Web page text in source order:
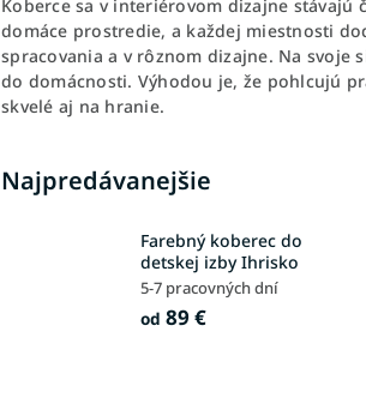
Koberce sa v interiérovom dizajne
domáce prostredie, a každej miestnosti
spracovania a v rôznom dizajne. Na
do domácnosti. Výhodou je, že pohlcujú
skvelé aj na hranie.
Najpredávanejšie
Farebný koberec do
detskej izby Ihrisko
5-7 pracovných dní
od 89 €